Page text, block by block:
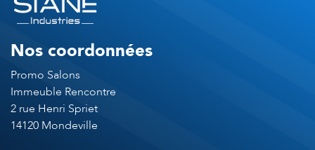
Nos coordonnées
Promo Salons
Immeuble Rencontre
2 rue Henri Spriet
14120 Mondeville